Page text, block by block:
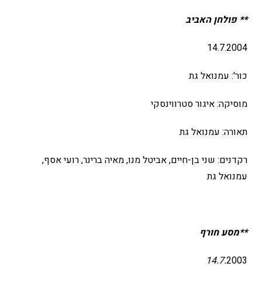
** פולחן האביב
14.7.2004
כור': עמנואל גת
מוסיקה: איגור סטרווינסקי
תאורה: עמנואל גת
רקדנים: שני בן-חיים, אביטל מנו, מאיה ברינר, רועי אסף,
עמנואל גת
**מסע חורף
14.7.2003